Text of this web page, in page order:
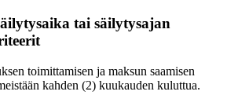
tai säilytysajan
toimittamisen ja maksun saamisen
kahden (2) kuukauden kuluttua.